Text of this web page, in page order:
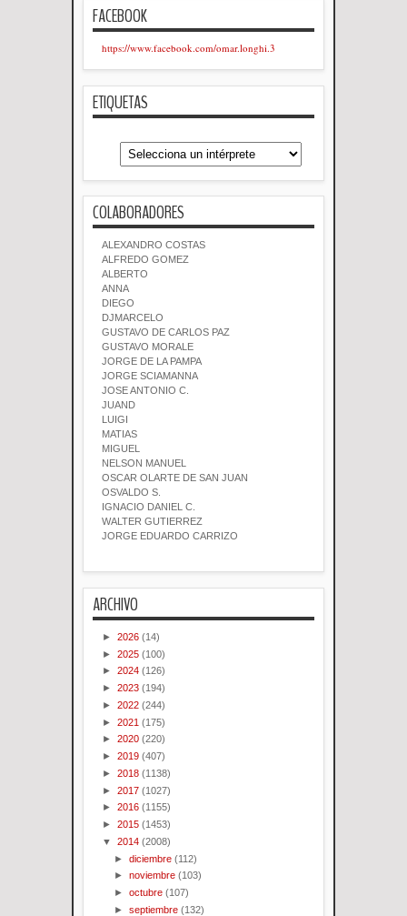
FACEBOOK
https://www.facebook.com/omar.longhi.3
ETIQUETAS
COLABORADORES
ALEXANDRO COSTAS
ALFREDO GOMEZ
ALBERTO
ANNA
DIEGO
DJMARCELO
GUSTAVO DE CARLOS PAZ
GUSTAVO MORALE
JORGE DE LA PAMPA
JORGE SCIAMANNA
JOSE ANTONIO C.
JUAND
LUIGI
MATIAS
MIGUEL
NELSON MANUEL
OSCAR OLARTE DE SAN JUAN
OSVALDO S.
IGNACIO DANIEL C.
WALTER GUTIERREZ
JORGE EDUARDO CARRIZO
ARCHIVO
► 2026 (14)
► 2025 (100)
► 2024 (126)
► 2023 (194)
► 2022 (244)
► 2021 (175)
► 2020 (220)
► 2019 (407)
► 2018 (1138)
► 2017 (1027)
► 2016 (1155)
► 2015 (1453)
▼ 2014 (2008)
►diciembre (112)
►noviembre (103)
►octubre (107)
►septiembre (132)